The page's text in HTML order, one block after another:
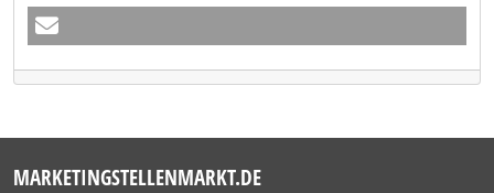
MARKETINGSTELLENMARKT.DE